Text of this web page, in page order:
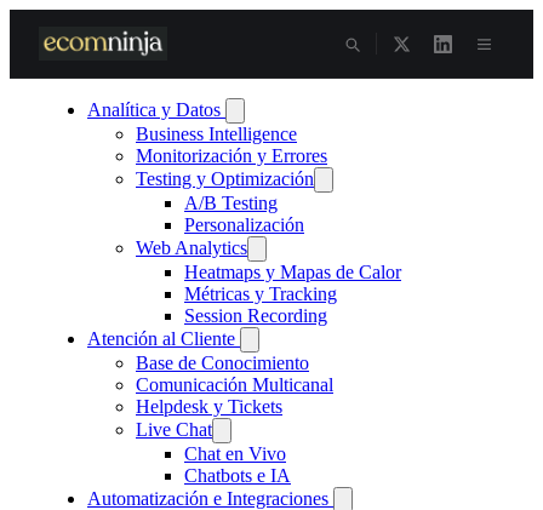
Analítica y Datos
Business Intelligence
Monitorización y Errores
Testing y Optimización
A/B Testing
Personalización
Web Analytics
Heatmaps y Mapas de Calor
Métricas y Tracking
Session Recording
Atención al Cliente
Base de Conocimiento
Comunicación Multicanal
Helpdesk y Tickets
Live Chat
Chat en Vivo
Chatbots e IA
Automatización e Integraciones